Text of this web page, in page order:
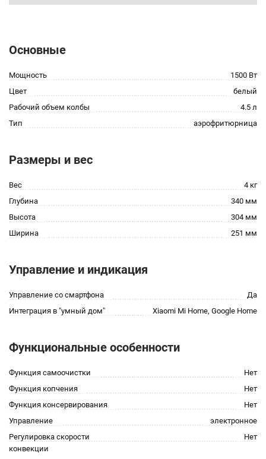
Основные
Мощность
1500 Вт
Цвет
белый
Рабочий объем колбы
4.5 л
Тип
аэрофритюрница
Размеры и вес
Вес
4 кг
Глубина
340 мм
Высота
304 мм
Ширина
251 мм
Управление и индикация
Управление со смартфона
Да
Интеграция в "умный дом"
Xiaomi Mi Home, Google Home
Функциональные особенности
Функция самоочистки
Нет
Функция копчения
Нет
Функция консервирования
Нет
Управление
электронное
Регулировка скорости
конвекции
Нет